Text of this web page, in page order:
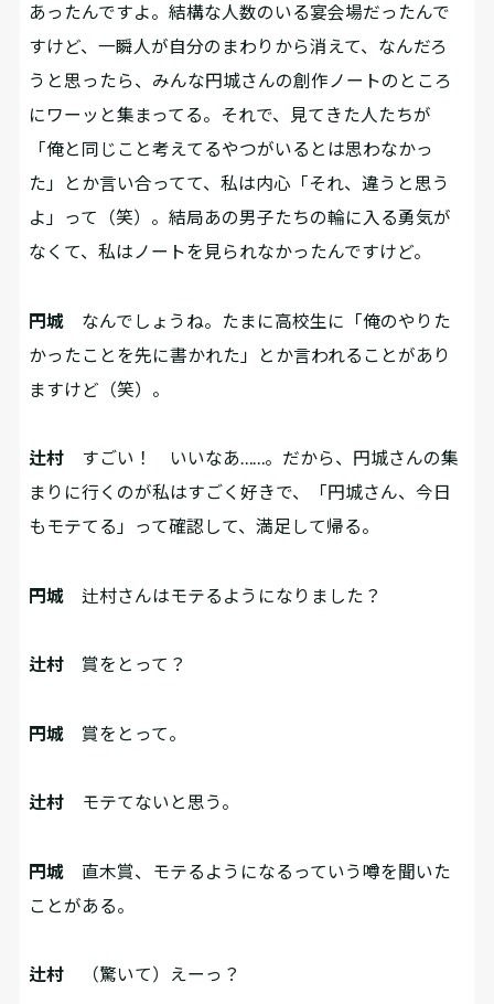
あったんですよ。結構な人数のいる宴会場だったんで
すけど、一瞬人が自分のまわりから消えて、なんだろ
うと思ったら、みんな円城さんの創作ノートのところ
にワーッと集まってる。それで、見てきた人たちが
「俺と同じこと考えてるやつがいるとは思わなかっ
た」とか言い合ってて、私は内心「それ、違うと思う
よ」って（笑）。結局あの男子たちの輪に入る勇気が
なくて、私はノートを見られなかったんですけど。
円城 なんでしょうね。たまに高校生に「俺のやりた
かったことを先に書かれた」とか言われることがあり
ますけど（笑）。
辻村 すごい！ いいなあ……。だから、円城さんの集
まりに行くのが私はすごく好きで、「円城さん、今日
もモテてる」って確認して、満足して帰る。
円城 辻村さんはモテるようになりました？
辻村 賞をとって？
円城 賞をとって。
辻村 モテてないと思う。
円城 直木賞、モテるようになるっていう噂を聞いた
ことがある。
辻村 （驚いて）えーっ？